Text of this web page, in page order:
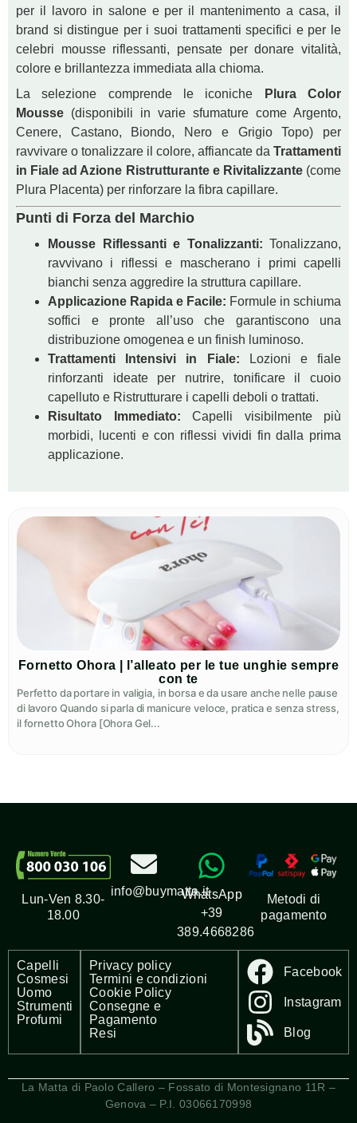
per il lavoro in salone e per il mantenimento a casa, il
brand si distingue per i suoi trattamenti specifici e per le
celebri mousse riflessanti, pensate per donare vitalità,
colore e brillantezza immediata alla chioma.
La selezione comprende le iconiche
Plura Color
Mousse (disponibili in varie sfumature come Argento,
Cenere, Castano, Biondo, Nero e Grigio Topo) per
ravvivare o tonalizzare il colore, affiancate da Trattamenti
in Fiale ad Azione Ristrutturante e Rivitalizzante(come
Plura Placenta) per rinforzare la fibra capillare.
Punti di Forza del Marchio
Mousse Riflessanti e Tonalizzanti: Tonalizzano,
ravvivano i riflessi e mascherano i primi capelli
bianchi senza aggredire la struttura capillare.
Applicazione Rapida e Facile: Formule in schiuma
soffici e pronte all’uso che garantiscono una
distribuzione omogenea e un finish luminoso.
Trattamenti Intensivi in Fiale: Lozioni e fiale
rinforzanti ideate per nutrire, tonificare il cuoio
capelluto e Ristrutturare i capelli deboli o trattati.
Risultato Immediato: Capelli visibilmente più
morbidi, lucenti e con riflessi vividi fin dalla prima
applicazione.
Fornetto Ohora | l’alleato per le tue unghie sempre
con te
Perfetto da portare in valigia, in borsa e da usare anche nelle pause
di lavoro Quando si parla di manicure veloce, pratica e senza stress,
il fornetto Ohora [Ohora Gel...
Lun-Ven 8.30-
18.00
info@buymatta.itWhatsApp
+39
389.4668286
Metodi di
pagamento
Capelli
Cosmesi
Uomo
Strumenti
Profumi
Privacy policy
Termini e condizioni
Cookie Policy
Consegne e
Pagamento
Resi
Facebook
Instagram
Blog
La Matta di Paolo Callero – Fossato di Montesignano 11R –
Genova – P.I. 03066170998